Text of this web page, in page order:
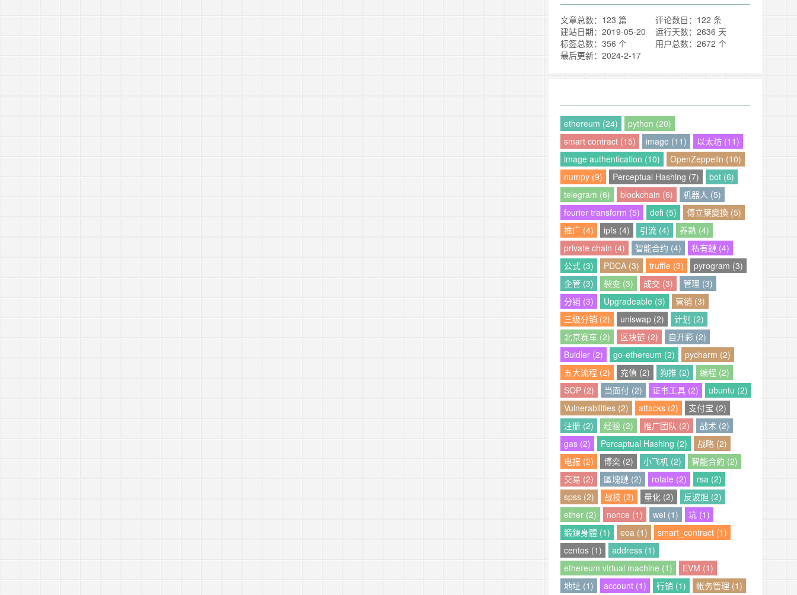
文章总数：123 篇
评论数目：122 条
建站日期：2019-05-20
运行天数：2636 天
标签总数：356 个
用户总数：2672 个
最后更新：2024-2-17
ethereum (24)
python (20)
smart contract (15)
image (11)
以太坊 (11)
image authentication (10)
OpenZeppelin (10)
numpy (9)
Perceptual Hashing (7)
bot (6)
telegram (6)
blockchain (6)
机器人 (5)
fourier transform (5)
defi (5)
傅立葉變換 (5)
推广 (4)
ipfs (4) 引流 (4)
养熟 (4)
private chain (4)
智能合约 (4)
私有鏈 (4)
公式 (3)
PDCA (3) truffle (3)
pyrogram (3)
企管 (3)
裂变 (3) 成交 (3)
管理 (3)
分销 (3)
Upgradeable (3)
营销 (3)
三级分销 (2)
uniswap (2)
计划 (2)
北京赛车 (2)
区块链 (2)
自开彩 (2)
Buidler (2)
go-ethereum (2)
pycharm (2)
五大流程 (2)
充值 (2) 狗推 (2)
编程 (2)
SOP (2)
当面付 (2) 证书工具 (2)
ubuntu (2)
Vulnerabilities (2)
attacks (2)
支付宝 (2)
注册 (2)
经验 (2) 推广团队 (2)
战术 (2)
gas (2)
Percaptual Hashing (2)
战略 (2)
电报 (2)
博奕 (2) 小飞机 (2)
智能合約 (2)
交易 (2)
區塊鏈 (2) rotate (2)
rsa (2)
spss (2)
战技 (2) 量化 (2)
反波胆 (2)
ether (2)
nonce (1) wei (1)
坑 (1)
鍛鍊身體 (1)
eoa (1)
smart_contract (1)
centos (1)
address (1)
ethereum virtual machine (1)
EVM (1)
地址 (1)
account (1) 行销 (1)
帐务管理 (1)